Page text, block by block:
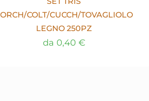
COLT/CUCCH/TOVAGLIOLO
LEGNO 250PZ
da 0,40 €